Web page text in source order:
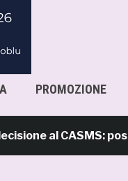
PROMOZIONE
al CASMS: